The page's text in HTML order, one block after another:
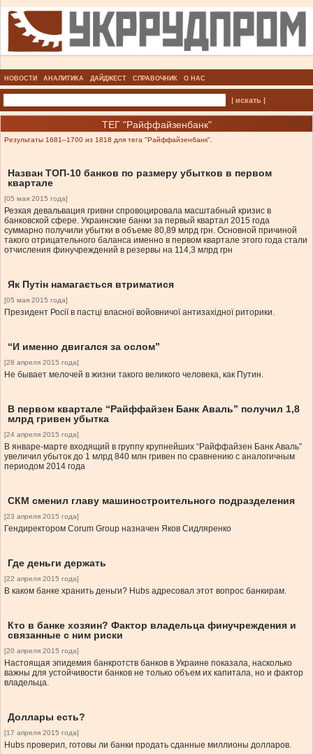
НОВОСТИ АНАЛИТИКА ДАЙДЖЕСТ СПРАВОЧНИК О НАС
| искать |
ТЕГ "Райффайзенбанк"
Результаты 1681–1700 из 1818 для тега "Райффайзенбанк".
Назван ТОП-10 банков по размеру убытков в первом
квартале
[05 мая 2015 года]
Резкая девальвация гривни спровоцировала масштабный кризис в
банковской сфере. Украинские банки за первый квартал 2015 года
суммарно получили убытки в объеме 80,89 млрд грн. Основной причиной
такого отрицательного баланса именно в первом квартале этого года стали
отчисления финучреждений в резервы на 114,3 млрд грн
Як Путін намагається втриматися
[05 мая 2015 года]
Президент Росії в пастці власної войовничої антизахідної риторики.
“И именно двигался за ослом”
[28 апреля 2015 года]
Не бывает мелочей в жизни такого великого человека, как Путин.
В первом квартале “Райффайзен Банк Аваль” получил 1,8
млрд гривен убытка
[24 апреля 2015 года]
В январе-марте входящий в группу крупнейших “Райффайзен Банк Аваль”
увеличил убыток до 1 млрд 840 млн гривен по сравнению с аналогичным
периодом 2014 года
СКМ сменил главу машиностроительного подразделения
[23 апреля 2015 года]
Гендиректором Corum Group назначен Яков Сидляренко
Где деньги держать
[22 апреля 2015 года]
В каком банке хранить деньги? Hubs адресовал этот вопрос банкирам.
Кто в банке хозяин? Фактор владельца финучреждения и
связанные с ним риски
[20 апреля 2015 года]
Настоящая эпидемия банкротств банков в Украине показала, насколько
важны для устойчивости банков не только объем их капитала, но и фактор
владельца.
Доллары есть?
[17 апреля 2015 года]
Hubs проверил, готовы ли банки продать сданные миллионы долларов.